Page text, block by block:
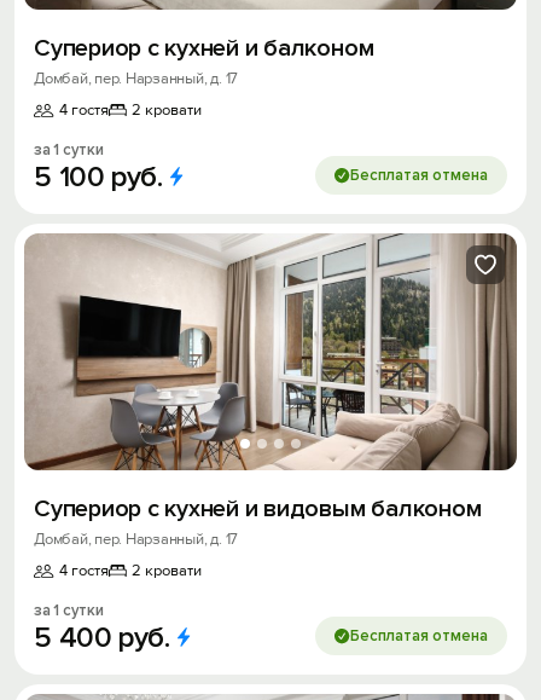
Супериор с кухней и балконом
Домбай, пер. Нарзанный, д. 17
4 гостя
2 кровати
за 1 сутки
5 100 руб. Бесплатая отмена
Супериор с кухней и видовым балконом
Домбай, пер. Нарзанный, д. 17
4 гостя
2 кровати
за 1 сутки
5 400 руб. Бесплатая отмена